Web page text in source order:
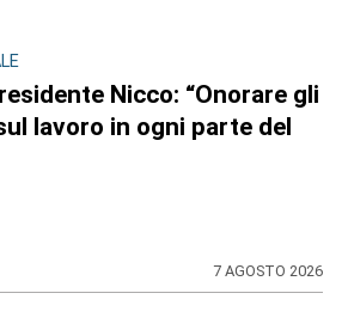
Nicco: “Onorare gli
lavoro in ogni parte del
7 AGOSTO 2026